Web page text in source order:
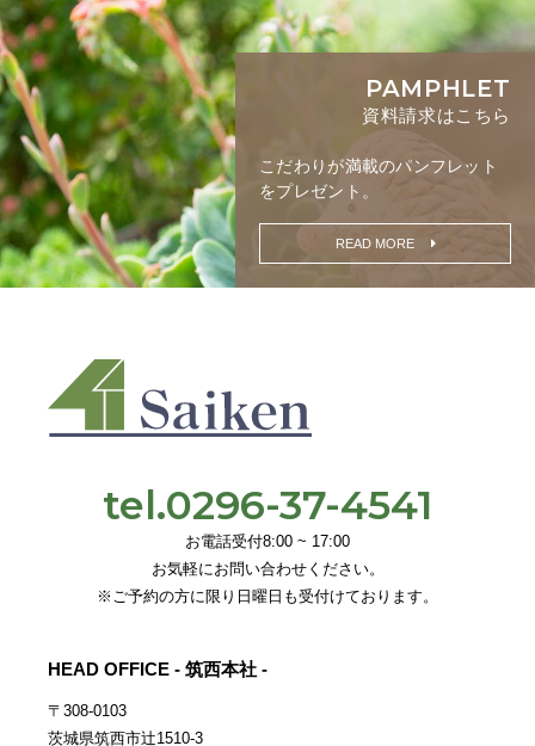
PAMPHLET
資料請求はこちら
こだわりが満載のパンフレット
をプレゼント。
READ MORE
tel.0296-37-4541
お電話受付8:00 ~ 17:00
お気軽にお問い合わせください。
※ご予約の方に限り日曜日も受付けております。
HEAD OFFICE - 筑西本社 -
〒308-0103
茨城県筑西市辻1510-3